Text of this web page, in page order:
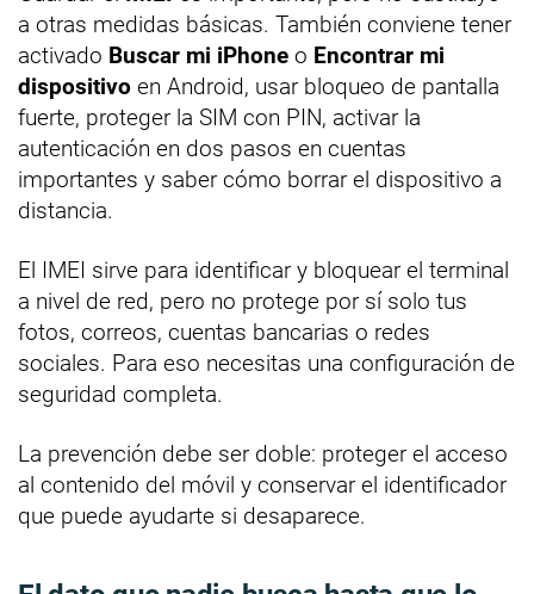
a otras medidas básicas. También conviene tener
activado Buscar mi iPhone o Encontrar mi
dispositivo en Android, usar bloqueo de pantalla
fuerte, proteger la SIM con PIN, activar la
autenticación en dos pasos en cuentas
importantes y saber cómo borrar el dispositivo a
distancia.
El IMEI sirve para identificar y bloquear el terminal
a nivel de red, pero no protege por sí solo tus
fotos, correos, cuentas bancarias o redes
sociales. Para eso necesitas una configuración de
seguridad completa.
La prevención debe ser doble: proteger el acceso
al contenido del móvil y conservar el identificador
que puede ayudarte si desaparece.